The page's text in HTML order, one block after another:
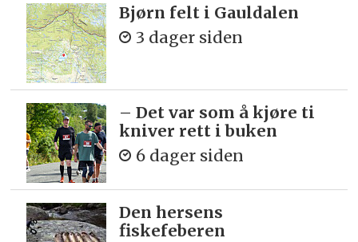
Bjørn felt i Gauldalen
3 dager siden
– Det var som å kjøre ti
kniver rett i buken
6 dager siden
Den hersens
fiskefeberen